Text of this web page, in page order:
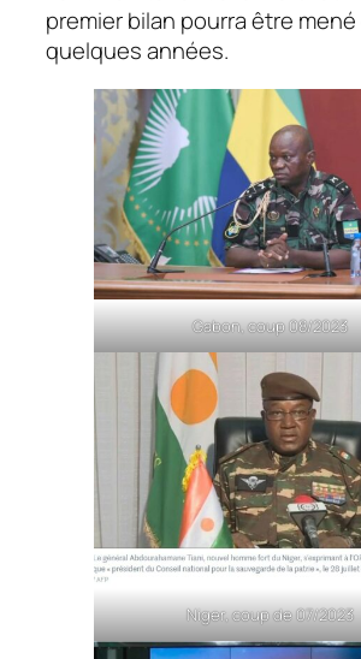
premier bilan pourra être mené
quelques années.
Gabon, coup 08/2023
Niger, coup de 07/2023